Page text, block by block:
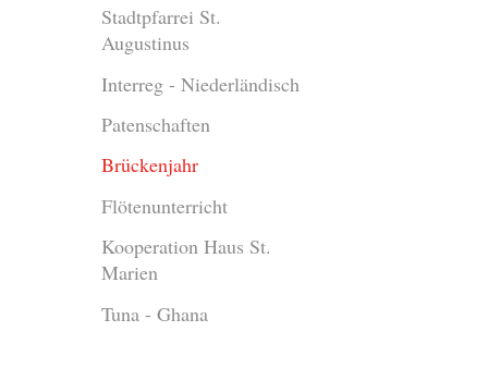
Stadtpfarrei St.
Augustinus
Interreg - Niederländisch
Patenschaften
Brückenjahr
Flötenunterricht
Kooperation Haus St.
Marien
Tuna - Ghana